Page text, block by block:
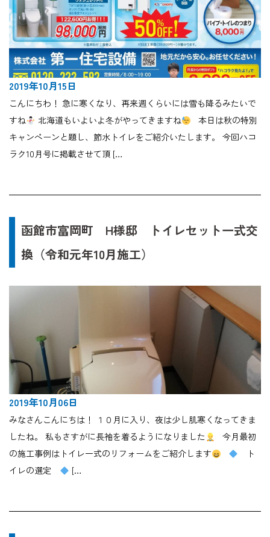
2019年10月15日
こんにちわ！ 急に寒くなり、再来週くらいには雪も降るみたいで
すね
北海道もいよいよ冬がやってきますね
本日は秋の特別
キャンペーンと題し、節水トイレをご紹介いたします。 今回ハコ
ラク10月号に掲載させて頂 […
函館市富岡町 H様邸 トイレセット一式交
換（令和元年10月施工）
2019年10月06日
みなさんこんにちは！ １０月に入り、夜は少し肌寒くなってきま
したね。 私もさすがに長袖を着るようになりました
今月最初
の施工事例はトイレ一式のリフォームをご紹介します
ト
イレの選定
[…